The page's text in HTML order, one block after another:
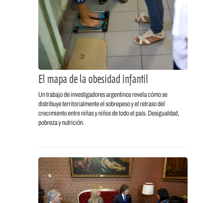
El mapa de la obesidad infantil
Un trabajo de investigadores argentinos revela cómo se
distribuye territorialmente el sobrepeso y el retraso del
crecimiento entre niñas y niños de todo el país. Desigualdad,
pobreza y nutrición.